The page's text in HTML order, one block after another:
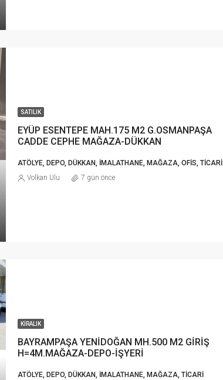
SATILIK
EYÜP ESENTEPE MAH.175 M2 G.OSMANPAŞA
CADDE CEPHE MAĞAZA-DÜKKAN
ATÖLYE, DEPO, DÜKKAN, İMALATHANE, MAĞAZA, OFIS, TICARI
Volkan Ulu 7 gün önce
KIRALIK
BAYRAMPAŞA YENİDOĞAN MH.500 M2 GİRİŞ
H=4M.MAĞAZA-DEPO-İŞYERİ
ATÖLYE, DEPO, DÜKKAN, İMALATHANE, MAĞAZA, TICARI